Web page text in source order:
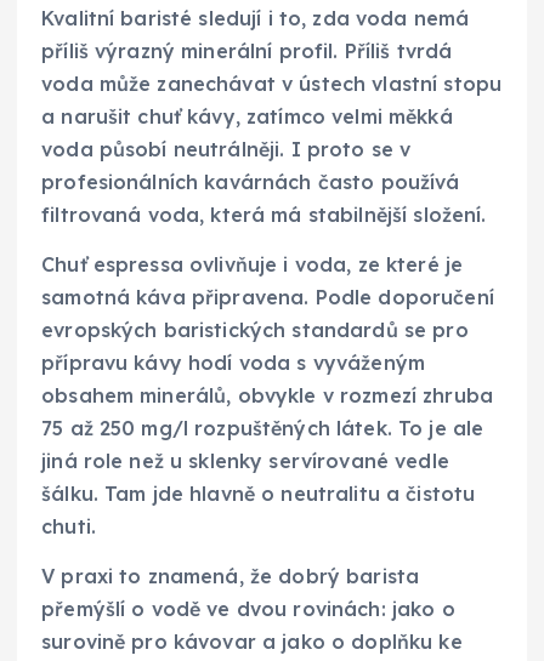
Kvalitní baristé sledují i to, zda voda nemá
příliš výrazný minerální profil. Příliš tvrdá
voda může zanechávat v ústech vlastní stopu
a narušit chuť kávy, zatímco velmi měkká
voda působí neutrálněji. I proto se v
profesionálních kavárnách často používá
filtrovaná voda, která má stabilnější složení.
Chuť espressa ovlivňuje i voda, ze které je
samotná káva připravena. Podle doporučení
evropských baristických standardů se pro
přípravu kávy hodí voda s vyváženým
obsahem minerálů, obvykle v rozmezí zhruba
75 až 250 mg/l rozpuštěných látek. To je ale
jiná role než u sklenky servírované vedle
šálku. Tam jde hlavně o neutralitu a čistotu
chuti.
V praxi to znamená, že dobrý barista
přemýšlí o vodě ve dvou rovinách: jako o
surovině pro kávovar a jako o doplňku ke